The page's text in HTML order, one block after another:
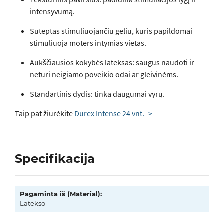
intensyvumą.
Suteptas stimuliuojančiu geliu, kuris papildomai
stimuliuoja moters intymias vietas.
Aukščiausios kokybės lateksas: saugus naudoti ir
neturi neigiamo poveikio odai ar gleivinėms.
Standartinis dydis: tinka daugumai vyrų.
Taip pat žiūrėkite Durex Intense 24 vnt. ->
Specifikacija
Pagaminta iš (Material):
Latekso